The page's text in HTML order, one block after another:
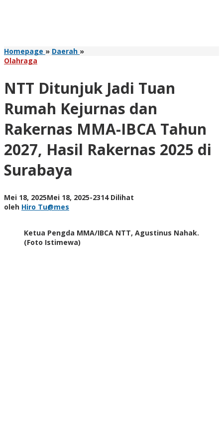
Homepage » Daerah »NTT
Rumah
Kejurnas
dan
Rakernas
MMA-
IBCA
Tahun
2027,
di
Surabaya
Olahraga
NTT Ditunjuk Jadi Tuan
Rumah Kejurnas dan
Rakernas MMA-IBCA Tahun
2027, Hasil Rakernas 2025 di
Surabaya
Mei 18, 2025Mei 18, 2025oleh
-2314 Dilihat
oleh Hiro Tu@mes
Ketua Pengda MMA/IBCA NTT, Agustinus Nahak.
(Foto Istimewa)